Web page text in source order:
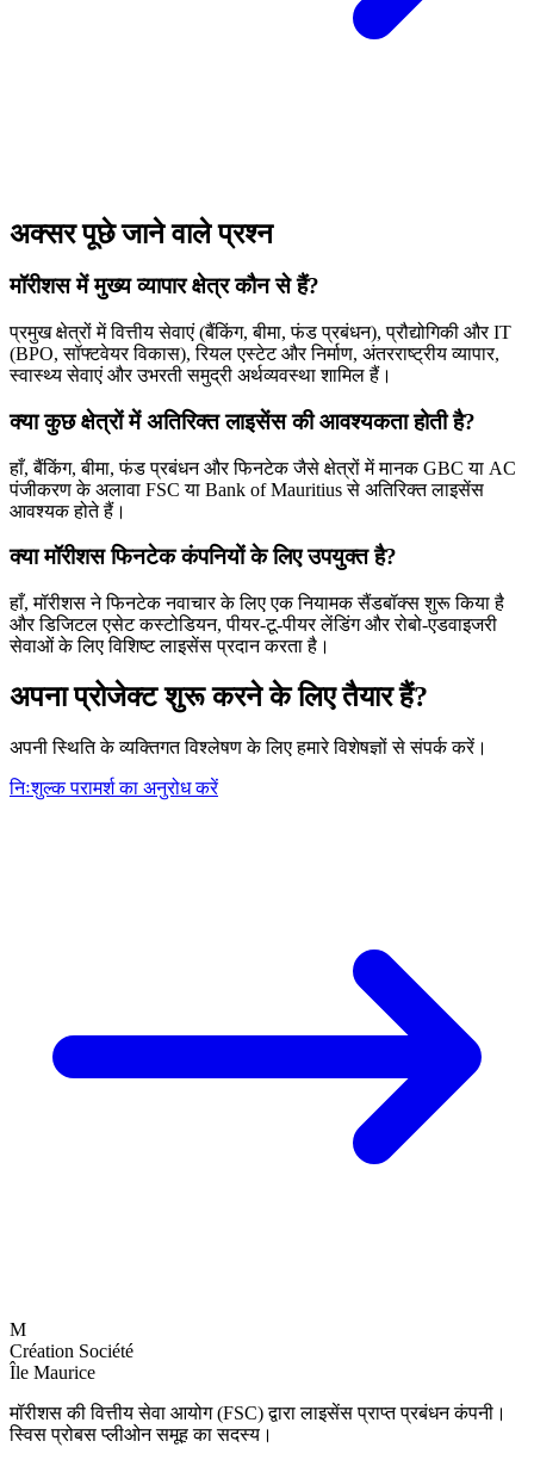
अक्सर पूछे जाने वाले प्रश्न
मॉरीशस में मुख्य व्यापार क्षेत्र कौन से हैं?
प्रमुख क्षेत्रों में वित्तीय सेवाएं (बैंकिंग, बीमा, फंड प्रबंधन), प्रौद्योगिकी और IT
(BPO, सॉफ्टवेयर विकास), रियल एस्टेट और निर्माण, अंतरराष्ट्रीय व्यापार,
स्वास्थ्य सेवाएं और उभरती समुद्री अर्थव्यवस्था शामिल हैं।
क्या कुछ क्षेत्रों में अतिरिक्त लाइसेंस की आवश्यकता होती है?
हाँ, बैंकिंग, बीमा, फंड प्रबंधन और फिनटेक जैसे क्षेत्रों में मानक GBC या AC
पंजीकरण के अलावा FSC या Bank of Mauritius से अतिरिक्त लाइसेंस
आवश्यक होते हैं।
क्या मॉरीशस फिनटेक कंपनियों के लिए उपयुक्त है?
हाँ, मॉरीशस ने फिनटेक नवाचार के लिए एक नियामक सैंडबॉक्स शुरू किया है
और डिजिटल एसेट कस्टोडियन, पीयर-टू-पीयर लेंडिंग और रोबो-एडवाइजरी
सेवाओं के लिए विशिष्ट लाइसेंस प्रदान करता है।
अपना प्रोजेक्ट शुरू करने के लिए तैयार हैं?
अपनी स्थिति के व्यक्तिगत विश्लेषण के लिए हमारे विशेषज्ञों से संपर्क करें।
निःशुल्क परामर्श का अनुरोध करें
M
Création Société
Île Maurice
मॉरीशस की वित्तीय सेवा आयोग (FSC) द्वारा लाइसेंस प्राप्त प्रबंधन कंपनी।
स्विस प्रोबस प्लीओन समूह का सदस्य।